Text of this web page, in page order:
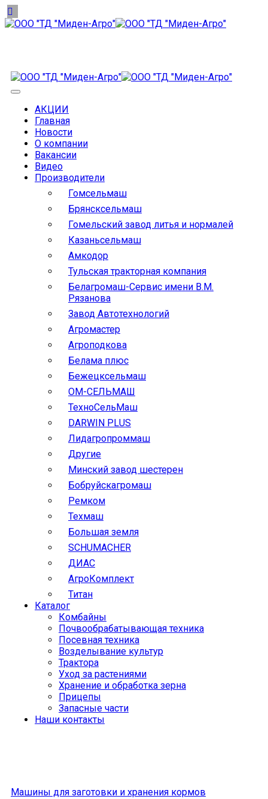
АКЦИИ
Главная
Новости
О компании
Вакансии
Видео
Производители
Гомсельмаш
Брянсксельмаш
Гомельский завод литья и нормалей
Казаньсельмаш
Амкодор
Тульская тракторная компания
Белагромаш-Сервис имени В.М.
Рязанова
Завод Автотехнологий
Агромастер
Агроподкова
Белама плюс
Бежецксельмаш
ОМ-СЕЛЬМАШ
ТехноСельМаш
DARWIN PLUS
Лидагропроммаш
Другие
Минский завод шестерен
Бобруйскагромаш
Ремком
Техмаш
Большая земля
SCHUMACHER
ДИАС
АгроКомплект
Титан
Каталог
Комбайны
Почвообрабатывающая техника
Посевная техника
Возделывание культур
Трактора
Уход за растениями
Хранение и обработка зерна
Прицепы
Запасные части
Наши контакты
Машины для заготовки и хранения кормов